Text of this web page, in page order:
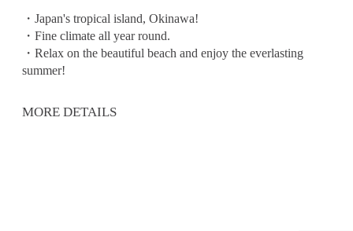
・Japan's tropical island, Okinawa!
・Fine climate all year round.
・Relax on the beautiful beach and enjoy the everlasting
summer!
MORE DETAILS